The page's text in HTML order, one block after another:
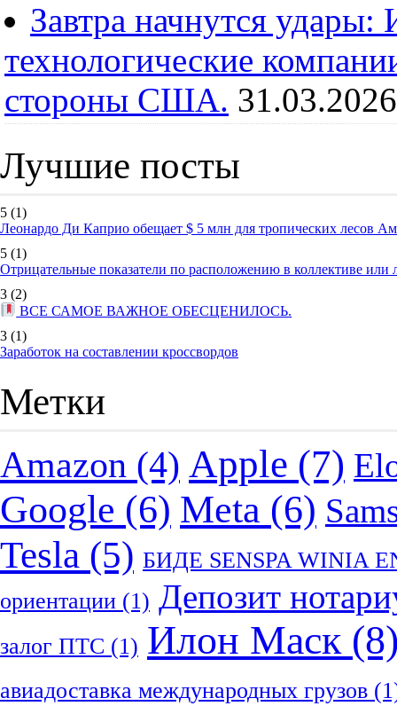
Завтра начнутся
технологические
стороны США. 31.03.2026
Лучшие посты
5 (1)
Леонардо Ди Каприо обещает $ 5 млн для тропических лесов
5 (1)
Отрицательные показатели по расположению в коллективе
3 (2)
ВСЕ САМОЕ ВАЖНОЕ ОБЕСЦЕНИЛОСЬ.
3 (1)
Заработок на составлении кроссвордов
Метки
Amazon (4) Apple (7)
Google (6) Meta (6)
Tesla (5) БИДЕ SENSPA WINIA
ориентации (1) Депозит
залог ПТС (1) Илон Маск
авиадоставка международных грузов